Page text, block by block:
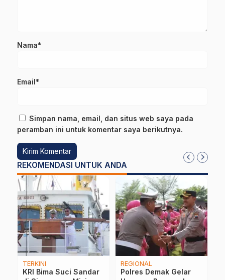
Nama*
Email*
Simpan nama, email, dan situs web saya pada
peramban ini untuk komentar saya berikutnya.
REKOMENDASI UNTUK ANDA
TERKINI
KRI Bima Suci Sandar
REGIONAL
Polres Demak Gelar